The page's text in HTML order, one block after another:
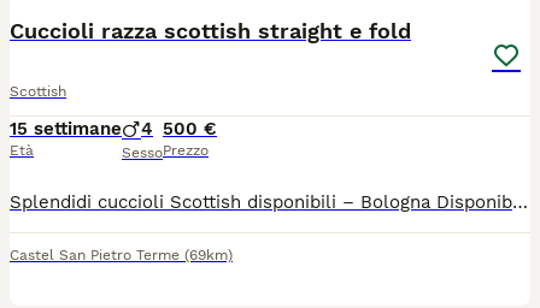
Cuccioli razza scottish straight e fold
Scottish
15 settimane
Età
4
Sesso
500 €
Prezzo
Splendidi cuccioli Scottish disponibili – Bologna Disponibili splendidi cuccioli di Scottish, cresciuti in ambiente familiare con tanto amore e attenzione. I cuccioli nati il 21 aprile 2026, saranno ceduti solo dopo il compimento dell'età minima prevista dalla normativa, con: sverminazione effettuata; vaccinazioni in regola per l'età; visita veterinaria; libretto sanitario. Sono abituati al contatto con le persone, affettuosi, equilibrati e perfettamente socializzati. I genitori sono visibili e vengono allevati con cura. Su richiesta è possibile ricevere ulteriori foto e video dei cuccioli e dei genitori. È possibile venire a conoscerli senza impegno a Bologna. Per informazioni, foto, video o per fissare una visita, contattatemi in privato.
Castel San Pietro Terme (69km)